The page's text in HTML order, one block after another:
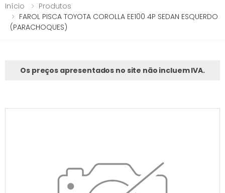
Início
Produtos
FAROL PISCA TOYOTA COROLLA EE100 4P SEDAN ESQUERDO
(PARACHOQUES)
Os preços apresentados no site não incluem IVA.